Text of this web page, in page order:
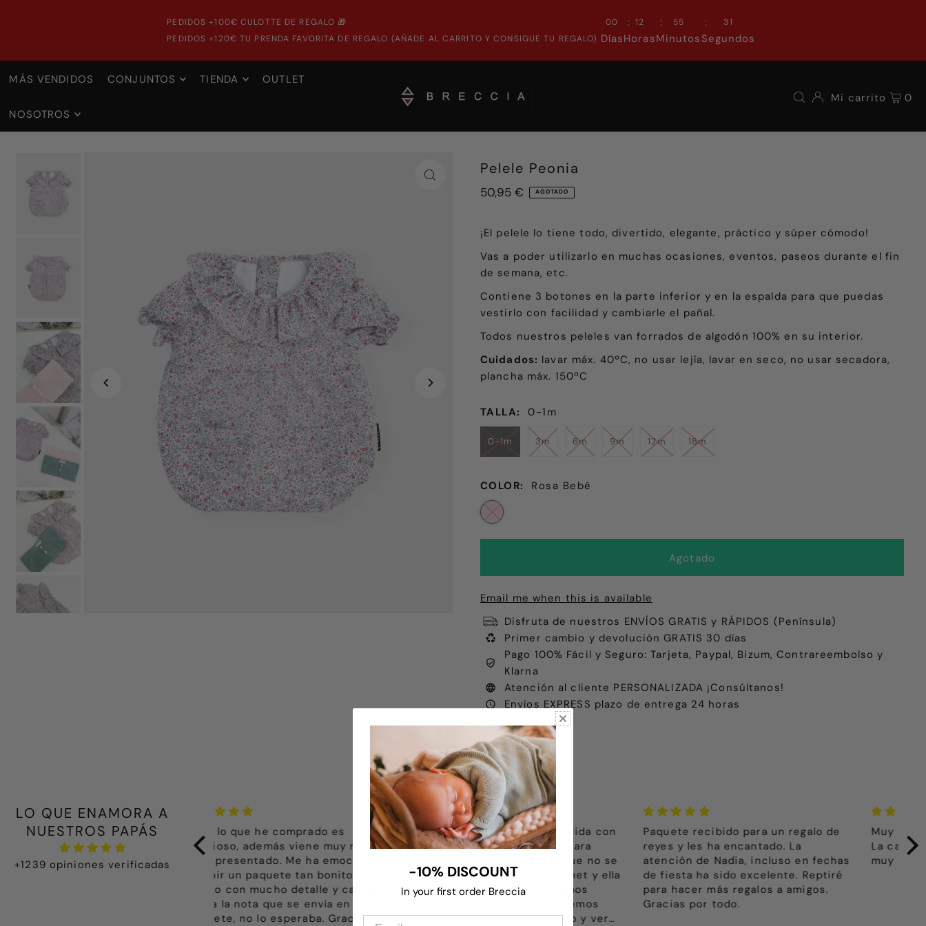
PEDIDOS +100€ CULOTTE DE REGALO 🎁
PEDIDOS +120€ TU PRENDA FAVORITA DE REGALO (AÑADE AL CARRITO Y CONSIGUE TU REGALO)
00
Días
: 12
Horas
: 55
Minutos
: 31
Segundos
MÁS VENDIDOS CONJUNTOS TIENDA OUTLET
NOSOTROS
Mi carrito 0
Pelele Peonia
50,95 € AGOTADO
¡El pelele lo tiene todo, divertido, elegante, práctico y súper cómodo!
Vas a poder utilizarlo en muchas ocasiones, eventos, paseos durante el fin
de semana, etc.
Contiene 3 botones en la parte inferior y en la espalda para que puedas
vestirlo con facilidad y cambiarle el pañal.
Todos nuestros peleles van forrados de algodón 100% en su interior.
Cuidados: lavar máx. 40ºC, no usar lejía, lavar en seco, no usar secadora,
plancha máx. 150ºC
TALLA: 0-1m
0-1m 3m 6m 9m 12m 18m
COLOR: Rosa Bebé
Email me when this is available
Disfruta de nuestros ENVÍOS GRATIS y RÁPIDOS (Península)
Primer cambio y devolución GRATIS 30 días
Pago 100% Fácil y Seguro: Tarjeta, Paypal, Bizum, Contrareembolso y
Klarna
Atención al cliente PERSONALIZADA ¡Consúltanos!
Envíos EXPRESS plazo de entrega 24 horas
LO QUE ENAMORA A
NUESTROS PAPÁS
+1239 opiniones verificadas
lo que he comprado es
además viene muy muy
presentado. Me ha emocionado
un paquete tan bonito, todo
No puedo estar más agradecida con
el trato recibido por Nadia para
ayudarme. Soy una abuela que no se
muy bien comprar por internet y ella
me ayudó sin problema. Hemos
recibido el paquete y nos hemos
emocionado mucho al abrirlo y ver
Paquete recibido para un regalo de
reyes y les ha encantado. La
atención de Nadia, incluso en fechas
de fiesta ha sido excelente. Reptiré
para hacer más regalos a amigos.
Muy buena atención
La calidad y el diseño del conjunto
muy buenos , nos ha encantado
-10% DISCOUNT
In your first order Breccia